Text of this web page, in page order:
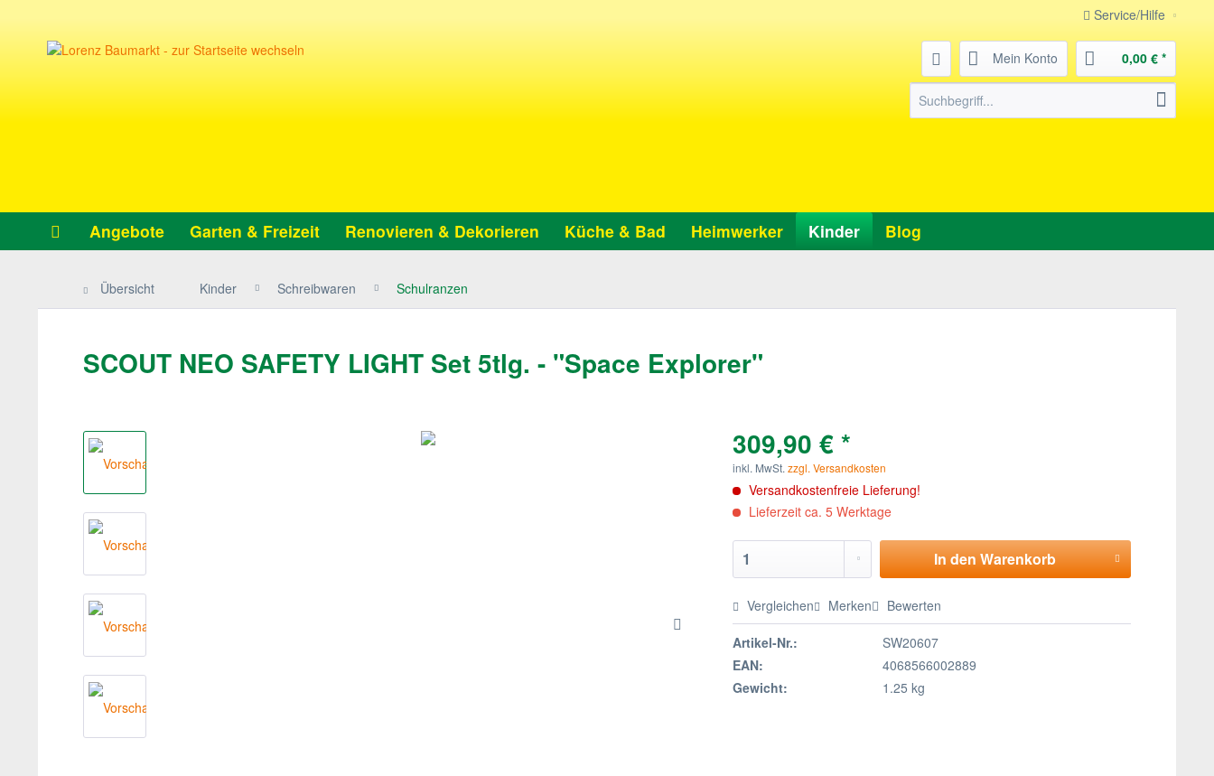
Service/Hilfe
Mein Konto 0,00 € *
Angebote Garten & Freizeit Renovieren & Dekorieren Küche & Bad Heimwerker Kinder Blog
Übersicht Kinder Schreibwaren Schulranzen
SCOUT NEO SAFETY LIGHT Set 5tlg. - "Space Explorer"
309,90 € *
inkl. MwSt.zzgl. Versandkosten
Versandkostenfreie Lieferung!
Lieferzeit ca. 5 Werktage
In denWarenkorb
Vergleichen Merken Bewerten
Artikel-Nr.:
SW20607
EAN:
4068566002889
Gewicht:
1.25 kg